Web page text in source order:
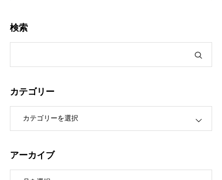
検索
カテゴリー
アーカイブ